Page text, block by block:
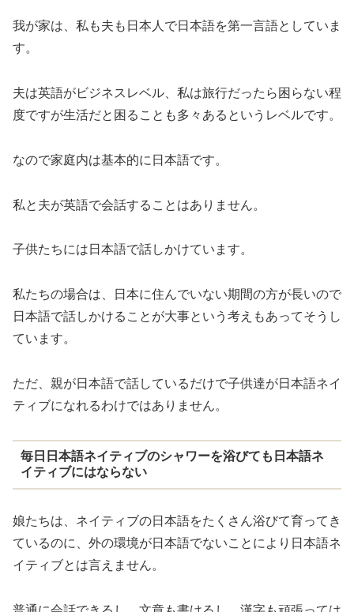
我が家は、私も夫も日本人で日本語を第一言語としていま
す。
夫は英語がビジネスレベル、私は旅行だったら困らない程
度ですが生活だと困ることも多々あるというレベルです。
なので家庭内は基本的に日本語です。
私と夫が英語で会話することはありません。
子供たちには日本語で話しかけています。
私たちの場合は、日本に住んでいない期間の方が長いので
日本語で話しかけることが大事という考えもあってそうし
ています。
ただ、親が日本語で話しているだけで子供達が日本語ネイ
ティブになれるわけではありません。
毎日日本語ネイティブのシャワーを浴びても日本語ネ
イティブにはならない
娘たちは、ネイティブの日本語をたくさん浴びて育ってき
ているのに、外の環境が日本語でないことにより日本語ネ
イティブとは言えません。